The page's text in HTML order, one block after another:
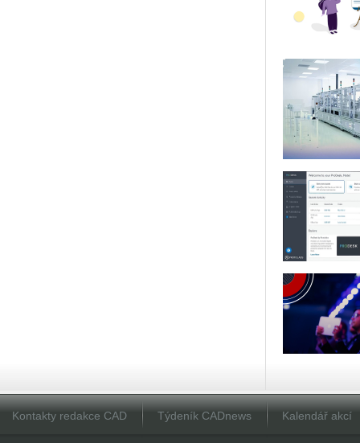
Kontakty redakce CAD Týdeník CADnews Kalendář akcí